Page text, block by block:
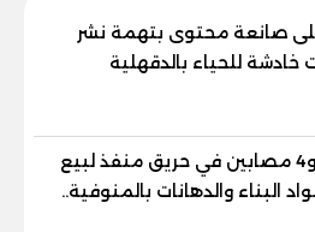
صانعة محتوى بتهمة نشر
خادشة للحياء بالدقهلية
3 وفيات و4 مصابين في حريق منفذ لبيع
البناء والدهانات بالمنوفية..
يتابع من موقع الحادث